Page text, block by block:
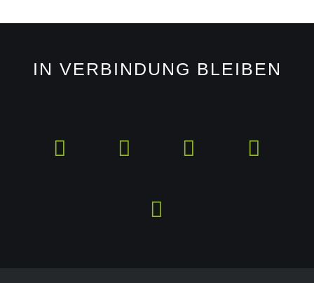
IN VERBINDUNG BLEIBEN